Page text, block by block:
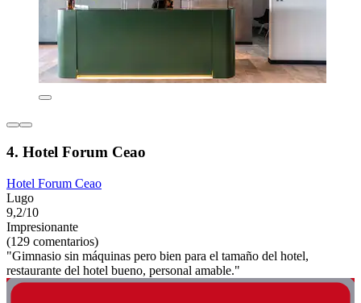
4. Hotel Forum Ceao
Hotel Forum Ceao
Lugo
9,2/10
Impresionante
(129 comentarios)
"Gimnasio sin máquinas pero bien para el tamaño del hotel,
restaurante del hotel bueno, personal amable."